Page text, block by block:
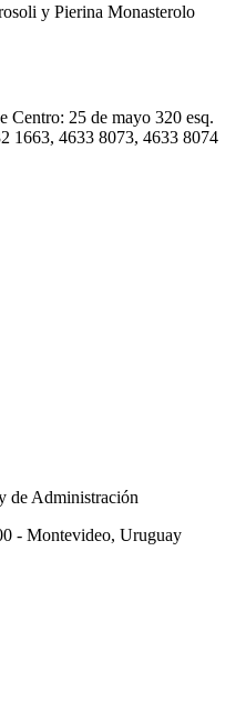
y Pierina Monasterolo
Centro: 25 de mayo 320 esq.
1663, 4633 8073, 4633 8074
de Administración
- Montevideo, Uruguay